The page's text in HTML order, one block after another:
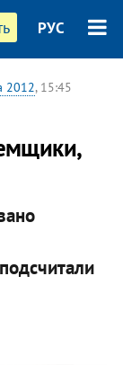
РУС
2012, 15:45